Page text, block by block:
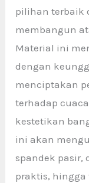
pilihan terbaik
membangun
Material ini
dengan
menciptakan
terhadap
kestetikan
ini akan
spandek pasir,
praktis, hingga